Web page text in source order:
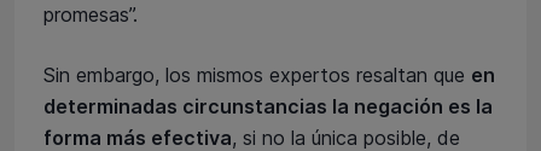
promesas”.
Sin embargo, los mismos expertos resaltan que en
determinadas circunstancias la negación es la
forma más efectiva, si no la única posible, de